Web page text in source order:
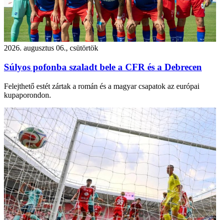
2026. augusztus 06., csütörtök
Súlyos pofonba szaladt bele a CFR és a Debrecen
Felejthető estét zártak a román és a magyar csapatok az európai
kupaporondon.